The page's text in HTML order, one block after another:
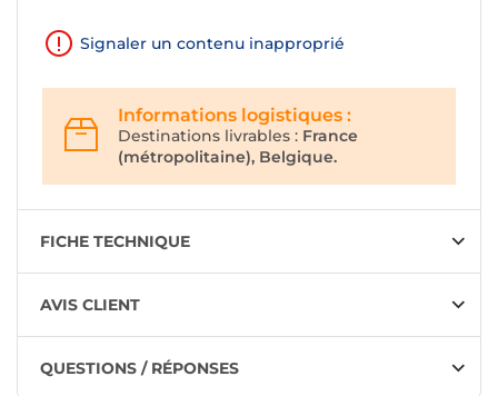
Signaler un contenu inapproprié
Informations logistiques :
Destinations livrables : France
(métropolitaine), Belgique.
FICHE TECHNIQUE
AVIS CLIENT
QUESTIONS / RÉPONSES